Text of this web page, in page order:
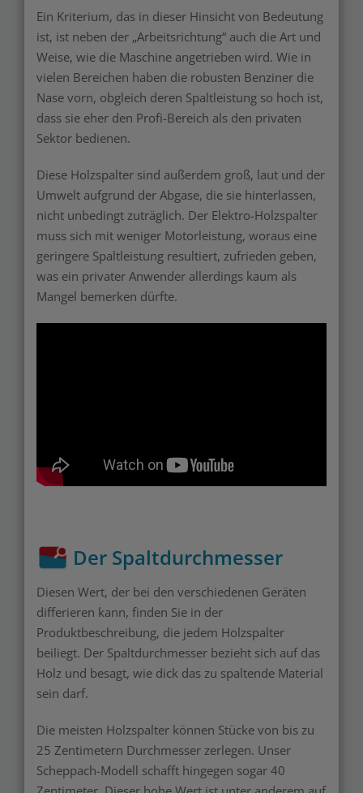
Ein Kriterium, das in dieser Hinsicht von Bedeutung
ist, ist neben der „Arbeitsrichtung“ auch die Art und
Weise, wie die Maschine angetrieben wird. Wie in
vielen Bereichen haben die robusten Benziner die
Nase vorn, obgleich deren Spaltleistung so hoch ist,
dass sie eher den Profi-Bereich als den privaten
Sektor bedienen.
Diese Holzspalter sind außerdem groß, laut und der
Umwelt aufgrund der Abgase, die sie hinterlassen,
nicht unbedingt zuträglich. Der Elektro-Holzspalter
muss sich mit weniger Motorleistung, woraus eine
geringere Spaltleistung resultiert, zufrieden geben,
was ein privater Anwender allerdings kaum als
Mangel bemerken dürfte.
Der Spaltdurchmesser
Diesen Wert, der bei den verschiedenen Geräten
differieren kann, finden Sie in der
Produktbeschreibung, die jedem Holzspalter
beiliegt. Der Spaltdurchmesser bezieht sich auf das
Holz und besagt, wie dick das zu spaltende Material
sein darf.
Die meisten Holzspalter können Stücke von bis zu
25 Zentimetern Durchmesser zerlegen. Unser
Scheppach-Modell schafft hingegen sogar 40